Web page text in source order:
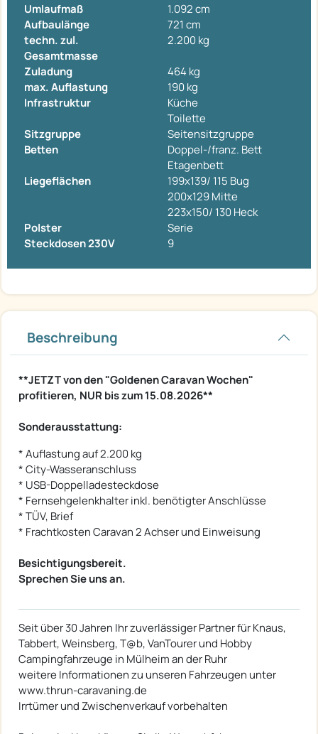
Umlaufmaß
1.092 cm
Aufbaulänge
721 cm
techn. zul.
Gesamtmasse
2.200 kg
Zuladung
464 kg
max. Auflastung
190 kg
Infrastruktur
Küche
Toilette
Sitzgruppe
Seitensitzgruppe
Betten
Doppel-/franz. Bett
Etagenbett
Liegeflächen
199x139/ 115 Bug
200x129 Mitte
223x150/ 130 Heck
Polster
Serie
Steckdosen 230V
9
Beschreibung
**JETZT von den "Goldenen Caravan Wochen"
profitieren, NUR bis zum 15.08.2026**
Sonderausstattung:
* Auflastung auf 2.200 kg
* City-Wasseranschluss
* USB-Doppelladesteckdose
* Fernsehgelenkhalter inkl. benötigter Anschlüsse
* TÜV, Brief
* Frachtkosten Caravan 2 Achser und Einweisung
Besichtigungsbereit.
Sprechen Sie uns an.
Seit über 30 Jahren Ihr zuverlässiger Partner für Knaus,
Tabbert, Weinsberg, T@b, VanTourer und Hobby
Campingfahrzeuge in Mülheim an der Ruhr
weitere Informationen zu unseren Fahrzeugen unter
www.thrun-caravaning.de
Irrtümer und Zwischenverkauf vorbehalten